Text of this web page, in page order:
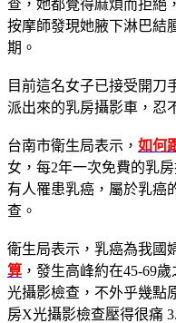
查，她都覺得麻煩而拒絕
按摩師發現她腋下淋巴結
期。
目前這名女子已接受開刀
派出來的乳房攝影車，忍
台南市衛生局表示， 如何
女，每2年一次免費的乳
有人罹患乳癌，屬於乳癌
查。
衛生局表示，乳癌為我國
算 ，發生高峰約在45-69
光攝影檢查，不外乎幾點
房X光攝影檢查壓得很痛